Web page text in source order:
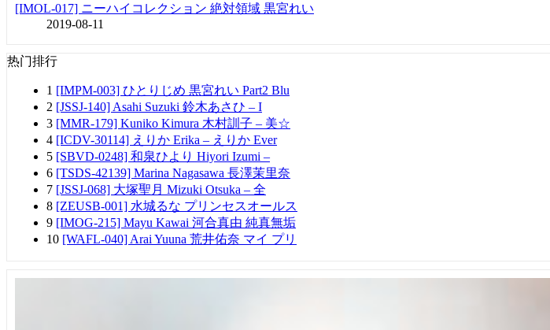
[IMOL-017] ニーハイコレクション 絶対領域 黒宮れい
2019-08-11
热门排行
1 [IMPM-003] ひとりじめ 黒宮れい Part2 Blu
2 [JSSJ-140] Asahi Suzuki 鈴木あさひ – I
3 [MMR-179] Kuniko Kimura 木村訓子 – 美☆
4 [ICDV-30114] えりか Erika – えりか Ever
5 [SBVD-0248] 和泉ひより Hiyori Izumi –
6 [TSDS-42139] Marina Nagasawa 長澤茉里奈
7 [JSSJ-068] 大塚聖月 Mizuki Otsuka – 全
8 [ZEUSB-001] 水城るな プリンセスオールス
9 [IMOG-215] Mayu Kawai 河合真由 純真無垢
10 [WAFL-040] Arai Yuuna 荒井佑奈 マイ プリ